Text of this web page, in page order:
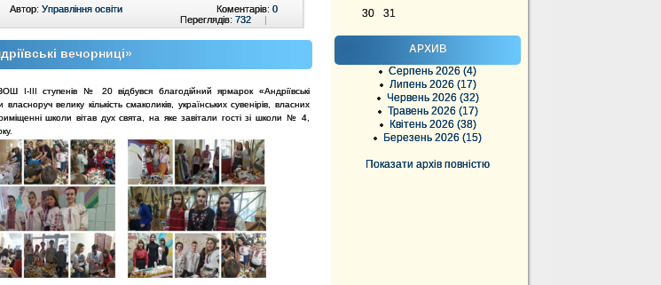
30
31
АРХИВ
Серпень 2026 (4)
Липень 2026 (17)
Червень 2026 (32)
Травень 2026 (17)
Квітень 2026 (38)
Березень 2026 (15)
Показати архів повністю
Автор: Управління освіти Коментарів: 0
Переглядів: 732 |
вечорниці»
І-ІІІ ступенів № 20 відбувся благодійний ярмарок «Андріївські
велику кількість смаколиків, українських сувенірів, власних
школи вітав дух свята, на яке завітали гості зі школи № 4,